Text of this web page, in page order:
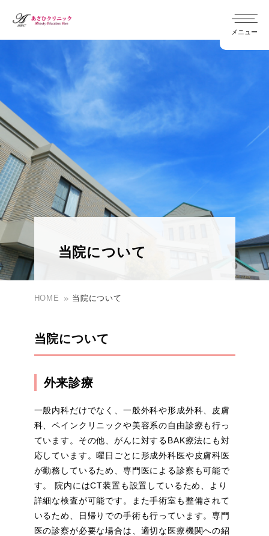
chevron_right 院長インタビュー
chevron_right 医師紹介
chevron_right 内科
chevron_right 外科
chevron_right 形成外科
皮膚科
chevron_right 小児科
chevron_right ペインクリニック
chevron_right 訪問診療
chevron_right あおぞら訪問看護ステーション
メニュー
当院について
HOME 当院について
当院について
外来診療
一般内科だけでなく、一般外科や形成外科、皮膚
科、ペインクリニックや美容系の自由診療も行っ
ています。その他、がんに対するBAK療法にも対
応しています。曜日ごとに形成外科医や皮膚科医
が勤務しているため、専門医による診察も可能で
す。 院内にはCT装置も設置しているため、より
詳細な検査が可能です。また手術室も整備されて
いるため、日帰りでの手術も行っています。専門
医の診察が必要な場合は、適切な医療機関への紹